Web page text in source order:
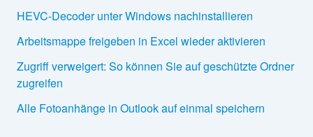
HEVC-Decoder unter Windows nachinstallieren
Arbeitsmappe freigeben in Excel wieder aktivieren
Zugriff verweigert: So können Sie auf geschützte Ordner
zugreifen
Alle Fotoanhänge in Outlook auf einmal speichern